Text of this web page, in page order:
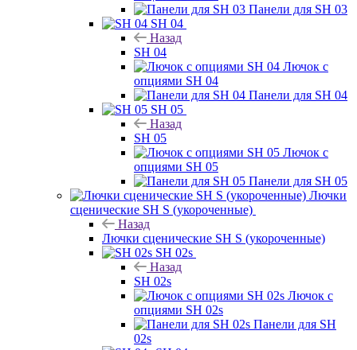
Панели для SH 03
SH 04
Назад
SH 04
Лючок с
опциями SH 04
Панели для SH 04
SH 05
Назад
SH 05
Лючок с
опциями SH 05
Панели для SH 05
Лючки
сценические SH S (укороченные)
Назад
Лючки сценические SH S (укороченные)
SH 02s
Назад
SH 02s
Лючок с
опциями SH 02s
Панели для SH
02s